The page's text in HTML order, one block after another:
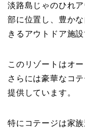
淡路島じゃのひれ
部に位置し、豊か
きるアウトドア施設
このリゾートはオ
さらには豪華なコ
提供しています。
特にコテージは家